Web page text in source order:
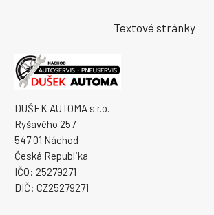
DUŠEK AUTOMA s.r.o.
Ryšavého 257
547 01 Náchod
Česká Republika
IČO: 25279271
DIČ: CZ25279271
Textové stránky